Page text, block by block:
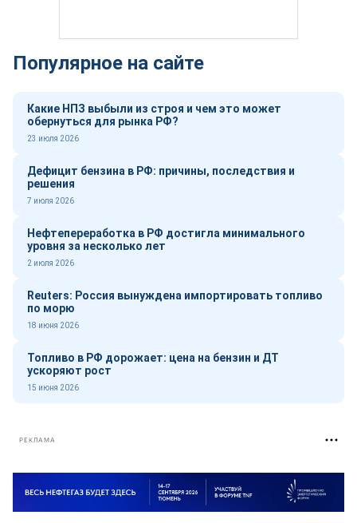
Популярное на сайте
Какие НПЗ выбыли из строя и чем это может
обернуться для рынка РФ?
23 июля 2026
Дефицит бензина в РФ: причины, последствия и
решения
7 июля 2026
Нефтепереработка в РФ достигла минимального
уровня за несколько лет
2 июля 2026
Reuters: Россия вынуждена импортировать топливо
по морю
18 июня 2026
Топливо в РФ дорожает: цена на бензин и ДТ
ускоряют рост
15 июня 2026
РЕКЛАМА